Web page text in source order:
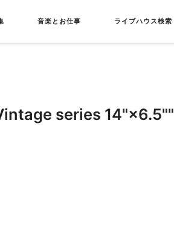
音楽とお仕事 ライブハウス検索
series 14"×6.5""